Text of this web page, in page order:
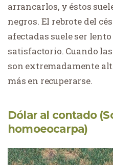
arrancarlos, y éstos
negros. El rebrote del
afectadas suele ser
satisfactorio. Cuando
son extremadamente
más en recuperarse.
Dólar al contado
homoeocarpa)